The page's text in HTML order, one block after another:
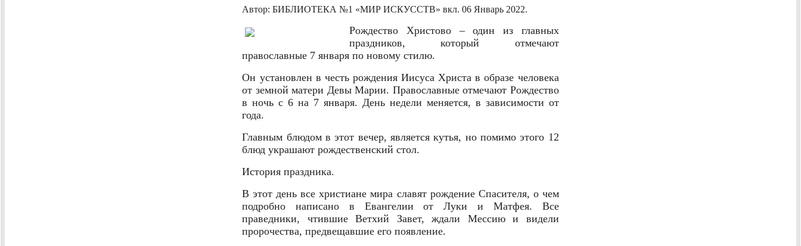
Автор: БИБЛИОТЕКА №1 «МИР ИСКУССТВ» вкл.06 Январь 2022.
Рождество Христово – один из главных
праздников, который отмечают
православные 7 января по новому стилю.
Он установлен в честь рождения Иисуса Христа в образе человека
от земной матери Девы Марии. Православные отмечают Рождество
в ночь с 6 на 7 января. День недели меняется, в зависимости от
года.
Главным блюдом в этот вечер, является кутья, но помимо этого 12
блюд украшают рождественский стол.
История праздника.
В этот день все христиане мира славят рождение Спасителя, о чем
подробно написано в Евангелии от Луки и Матфея. Все
праведники, чтившие Ветхий Завет, ждали Мессию и видели
пророчества, предвещавшие его появление.